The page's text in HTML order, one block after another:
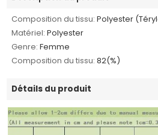
Composition du tissu: Polyester
Matériel: Polyester
Genre: Femme
Composition du tissu: 82(%)
Détails du produit